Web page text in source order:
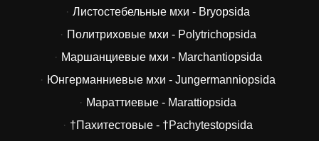
Листостебельные мхи - Bryopsida
Политриховые мхи - Polytrichopsida
Маршанциевые мхи - Marchantiopsida
Юнгерманниевые мхи - Jungermanniopsida
Мараттиевые - Marattiopsida
†Пахитестовые - †Pachytestopsida